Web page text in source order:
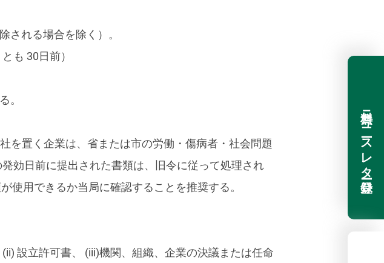
される場合を除く）。
も 30日前）
。
を置く企業は、省または市の労働・傷病者・社会問題
効日前に提出された書類は、旧令に従って処理され
使用できるか当局に確認することを推奨する。
設立許可書、 (iii)機関、組織、企業の決議または任命
無料ニュースレター登録